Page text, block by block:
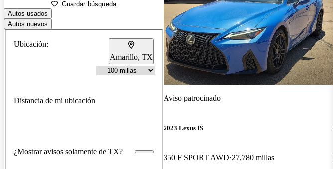
Guardar búsqueda
Autos usados
Autos nuevos
Ubicación:
Amarillo, TX
Distancia de mi ubicación
¿Mostrar avisos solamente de TX?
Aviso patrocinado
2023 Lexus IS
350 F SPORT AWD 27,780 millas